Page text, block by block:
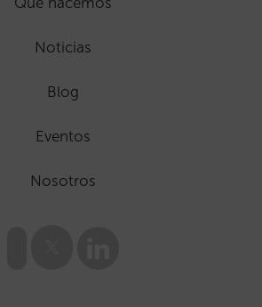
Noticias
Blog
Eventos
Nosotros